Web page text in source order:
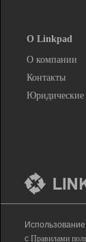
О Linkpad
О компании
Контакты
Юридические
с Правилами